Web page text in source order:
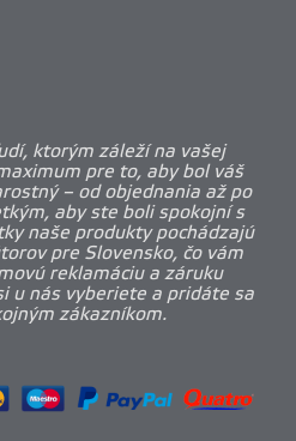
ktorým záleží na vašej
pre to, aby bol váš
– od objednania až po
aby ste boli spokojní s
naše produkty pochádzajú
pre Slovensko, čo vám
reklamáciu a záruku
u nás vyberiete a pridáte sa
zákazníkom.